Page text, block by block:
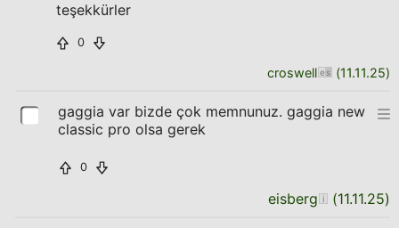
teşekkürler
0
croswell (11.11.25)
gaggia var bizde çok memnunuz. gaggia new
classic pro olsa gerek
0
eisberg (11.11.25)